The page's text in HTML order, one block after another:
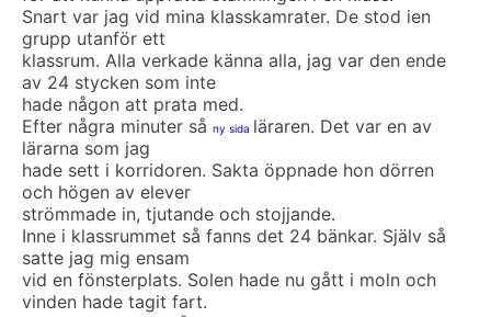
Snart var jag vid mina klasskamrater. De stod ien
grupp utanför ett
klassrum. Alla verkade känna alla, jag var den ende
av 24 stycken som inte
hade någon att prata med.
Efter några minuter så ny sida läraren. Det var en av
lärarna som jag
hade sett i korridoren. Sakta öppnade hon dörren
och högen av elever
strömmade in, tjutande och stojjande.
Inne i klassrummet så fanns det 24 bänkar. Själv så
satte jag mig ensam
vid en fönsterplats. Solen hade nu gått i moln och
vinden hade tagit fart.